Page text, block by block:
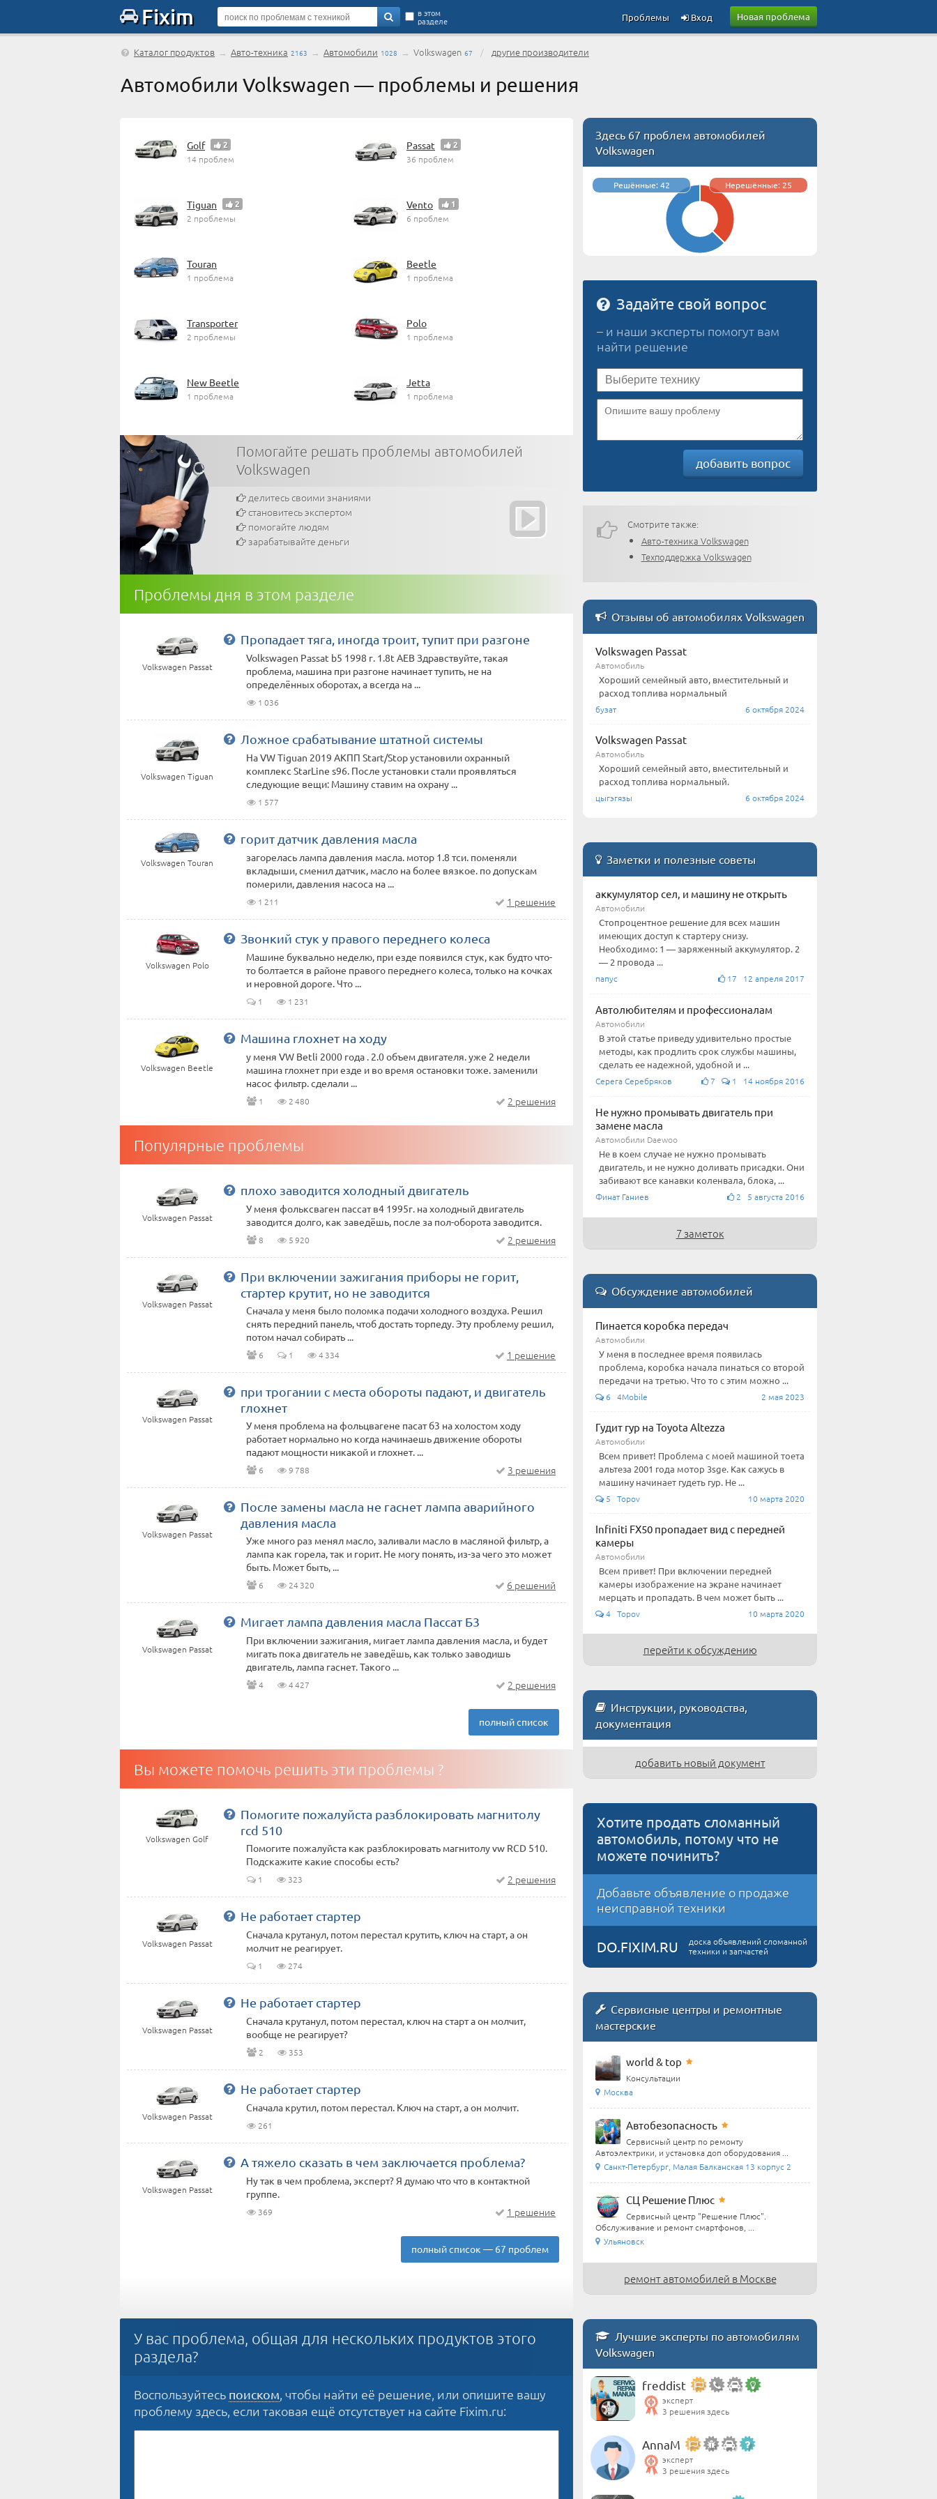
Fixim Новая проблема
в этом
разделе Вход
Проблемы
Каталог продуктов → Авто-техника 2163 → Автомобили 1028 → Volkswagen 67 / другие производители
Автомобили Volkswagen — проблемы и решения
Golf 2
14 проблем
Passat 2
36 проблем
Tiguan 2
2 проблемы
Vento 1
6 проблем
Touran
1 проблема
Beetle
1 проблема
Transporter
2 проблемы
Polo
1 проблема
New Beetle
1 проблема
Jetta
1 проблема
Помогайте решать проблемы автомобилей
Volkswagen
делитесь своими знаниями
становитесь экспертом
помогайте людям
зарабатывайте деньги
Проблемы дня в этом разделе
Volkswagen Passat
Пропадает тяга, иногда троит, тупит при разгоне
Volkswagen Passat b5 1998 г. 1.8t AEB Здравствуйте, такая
проблема, машина при разгоне начинает тупить, не на
определённых оборотах, а всегда на ...
1 036
Volkswagen Tiguan
Ложное срабатывание штатной системы
На VW Tiguan 2019 АКПП Start/Stop установили охранный
комплекс StarLine s96. После установки стали проявляться
следующие вещи: Машину ставим на охрану ...
1 577
Volkswagen Touran
горит датчик давления масла
загорелась лампа давления масла. мотор 1.8 тси. поменяли
вкладыши, сменил датчик, масло на более вязкое. по допускам
померили, давления насоса на ...
1 211 1 решение
Volkswagen Polo
Звонкий стук у правого переднего колеса
Машине буквально неделю, при езде появился стук, как будто что-
то болтается в районе правого переднего колеса, только на кочках
и неровной дороге. Что ...
1 1 231
Volkswagen Beetle
Машина глохнет на ходу
у меня VW Betli 2000 года . 2.0 объем двигателя. уже 2 недели
машина глохнет при езде и во время остановки тоже. заменили
насос фильтр. сделали ...
1 2 480 2 решения
Популярные проблемы
Volkswagen Passat
плохо заводится холодный двигатель
У меня фольксваген пассат в4 1995г. на холодный двигатель
заводится долго, как заведёшь, после за пол-оборота заводится.
8 5 920 2 решения
Volkswagen Passat
При включении зажигания приборы не горит,
стартер крутит, но не заводится
Сначала у меня было поломка подачи холодного воздуха. Решил
снять передний панель, чтоб достать торпеду. Эту проблему решил,
потом начал собирать ...
6 1 4 334 1 решение
Volkswagen Passat
при трогании с места обороты падают, и двигатель
глохнет
У меня проблема на фольцвагене пасат б3 на холостом ходу
работает нормально но когда начинаешь движение обороты
падают мощности никакой и глохнет. ...
6 9 788 3 решения
Volkswagen Passat
После замены масла не гаснет лампа аварийного
давления масла
Уже много раз менял масло, заливали масло в масляной фильтр, а
лампа как горела, так и горит. Не могу понять, из-за чего это может
быть. Может быть, ...
6 24 320 6 решений
Volkswagen Passat
Мигает лампа давления масла Пассат Б3
При включении зажигания, мигает лампа давления масла, и будет
мигать пока двигатель не заведёшь, как только заводишь
двигатель, лампа гаснет. Такого ...
4 4 427 2 решения
полный список
Вы можете помочь решить эти проблемы ?
Volkswagen Golf
Помогите пожалуйста разблокировать магнитолу
rcd 510
Помогите пожалуйста как разблокировать магнитолу vw RCD 510.
Подскажите какие способы есть?
1 323 2 решения
Volkswagen Passat
Не работает стартер
Сначала крутанул, потом перестал крутить, ключ на старт, а он
молчит не реагирует.
1 274
Volkswagen Passat
Не работает стартер
Сначала крутанул, потом перестал, ключ на старт а он молчит,
вообще не реагирует?
2 353
Volkswagen Passat
Не работает стартер
Сначала крутил, потом перестал. Ключ на старт, а он молчит.
261
Volkswagen Passat
А тяжело сказать в чем заключается проблема?
Ну так в чем проблема, эксперт? Я думаю что что в контактной
группе.
369 1 решение
полный список — 67 проблем
У вас проблема, общая для нескольких продуктов этого
раздела?
Воспользуйтесь поиском, чтобы найти её решение, или опишите вашу
проблему здесь, если таковая ещё отсутствует на сайте Fixim.ru:
Здесь 67 проблем автомобилей
Volkswagen
Решённые: 42 Нерешённые: 25
Задайте свой вопрос
– и наши эксперты помогут вам
найти решение
добавить вопрос
Смотрите также:
Авто-техника Volkswagen
Техподдержка Volkswagen
Отзывы об автомобилях Volkswagen
Volkswagen Passat
Автомобиль
Хороший семейный авто, вместительный и
расход топлива нормальный
бузат 6 октября 2024
Volkswagen Passat
Автомобиль
Хороший семейный авто, вместительный и
расход топлива нормальный.
цыгэгязы 6 октября 2024
Заметки и полезные советы
аккумулятор сел, и машину не открыть
Автомобили
Стопроцентное решение для всех машин
имеющих доступ к стартеру снизу.
Необходимо: 1 — заряженный аккумулятор. 2
— 2 провода ...
папус 17 12 апреля 2017
Автолюбителям и профессионалам
Автомобили
В этой статье приведу удивительно простые
методы, как продлить срок службы машины,
сделать ее надежной, удобной и ...
Серега Серебряков 7 1 14 ноября 2016
Не нужно промывать двигатель при
замене масла
Автомобили Daewoo
Не в коем случае не нужно промывать
двигатель, и не нужно доливать присадки. Они
забивают все канавки коленвала, блока, ...
Финат Ганиев 2 5 августа 2016
7 заметок
Обсуждение автомобилей
Пинается коробка передач
Автомобили
У меня в последнее время появилась
проблема, коробка начала пинаться со второй
передачи на третью. Что то с этим можно ...
6 4Mobile 2 мая 2023
Гудит гур на Toyota Altezza
Автомобили
Всем привет! Проблема с моей машиной тоета
альтеза 2001 года мотор 3sge. Как сажусь в
машину начинает гудеть гур. Не ...
5 Topov 10 марта 2020
Infiniti FX50 пропадает вид с передней
камеры
Автомобили
Всем привет! При включении передней
камеры изображение на экране начинает
мерцать и пропадать. В чем может быть ...
4 Topov 10 марта 2020
перейти к обсуждению
Инструкции, руководства,
документация
добавить новый документ
Хотите продать сломанный
автомобиль, потому что не
можете починить?
Добавьте объявление о продаже
неисправной техники
DO.FIXIM.RU
доска объявлений сломанной
техники и запчастей
Сервисные центры и ремонтные
мастерские
world & top
Консультации
Москва
Автобезопасность
Сервисный центр по ремонту
Автоэлектрики, и установка доп оборудования ...
Санкт-Петербург, Малая Балканская 13 корпус 2
СЦ Решение Плюс
Сервисный центр "Решение Плюс".
Обслуживание и ремонт смартфонов, ...
Ульяновск
ремонт автомобилей в Москве
Лучшие эксперты по автомобилям
Volkswagen
freddist
эксперт
3 решения здесь
AnnaM
эксперт
3 решения здесь